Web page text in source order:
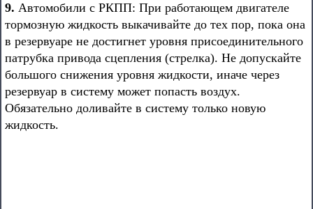
9. Автомобили с РКПП: При работающем двигателе
тормозную жидкость выкачивайте до тех пор, пока она
в резервуаре не достигнет уровня присоединительного
патрубка привода сцепления (стрелка). Не допускайте
большого снижения уровня жидкости, иначе через
резервуар в систему может попасть воздух.
Обязательно доливайте в систему только новую
жидкость.